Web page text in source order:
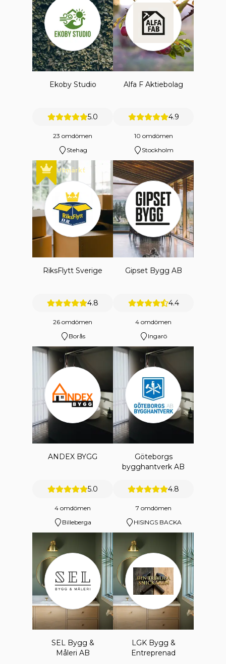
Ekoby Studio
5.0
23 omdömen
Stehag
Alfa F Aktiebolag
4.9
10 omdömen
Stockholm
Utmärkt
RiksFlytt Sverige
4.8
26 omdömen
Borås
Gipset Bygg AB
4.4
4 omdömen
Ingarö
ANDEX BYGG
5.0
4 omdömen
Billeberga
Göteborgs
bygghantverk AB
4.8
7 omdömen
HISINGS BACKA
SEL Bygg &
Måleri AB
LGK Bygg &
Entreprenad